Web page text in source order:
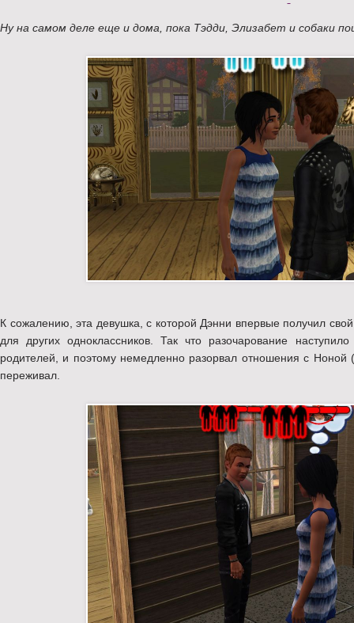
Ну на самом деле еще и дома, пока Тэдди, Элизабет и собаки
К сожалению, эта девушка, с которой Дэнни впервые получил
для других одноклассников. Так что разочарование
родителей, и поэтому немедленно разорвал отношения с Ноной
переживал.